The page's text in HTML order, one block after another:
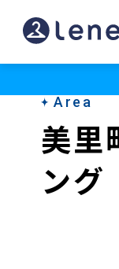
美
里
Area
美里
ング